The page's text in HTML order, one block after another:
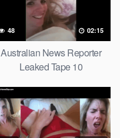
48 02:15
Australian News Reporter
Leaked Tape 10